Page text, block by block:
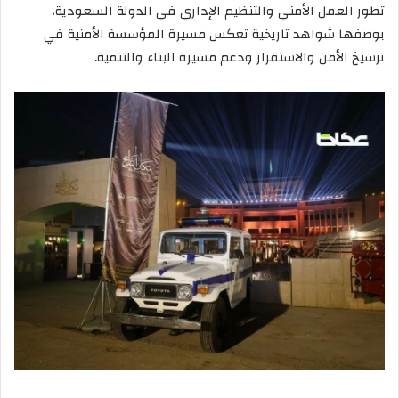
تطور العمل الأمني والتنظيم الإداري في الدولة السعودية،
بوصفها شواهد تاريخية تعكس مسيرة المؤسسة الأمنية في
ترسيخ الأمن والاستقرار ودعم مسيرة البناء والتنمية.